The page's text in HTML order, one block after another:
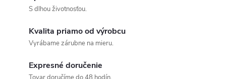
S dlhou životnosťou.
Kvalita priamo od výrobcu
Vyrábame zárubne na mieru.
Expresné doručenie